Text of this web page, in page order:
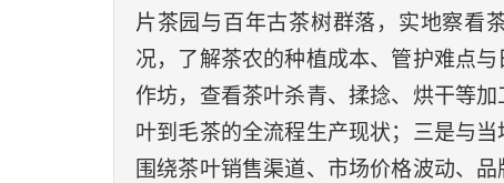
片茶园与百年古茶树群落，实地察看
况，了解茶农的种植成本、管护难点
作坊，查看茶叶杀青、揉捻、烘干等
叶到毛茶的全流程生产现状；三是与
围绕茶叶销售渠道、市场价格波动、